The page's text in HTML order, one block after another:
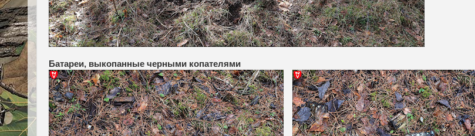
Батареи, выкопанные черными копателями